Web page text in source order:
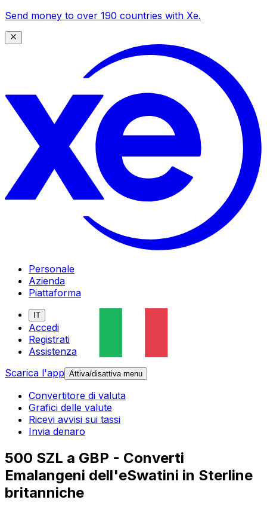
Send money to over 190 countries with Xe.
Personale
Azienda
Piattaforma
IT
Accedi
Registrati
Assistenza
Scarica l'app Attiva/disattiva menu
Convertitore di valuta
Grafici delle valute
Ricevi avvisi sui tassi
Invia denaro
500 SZL a GBP - Converti
Emalangeni dell'eSwatini in Sterline
britanniche